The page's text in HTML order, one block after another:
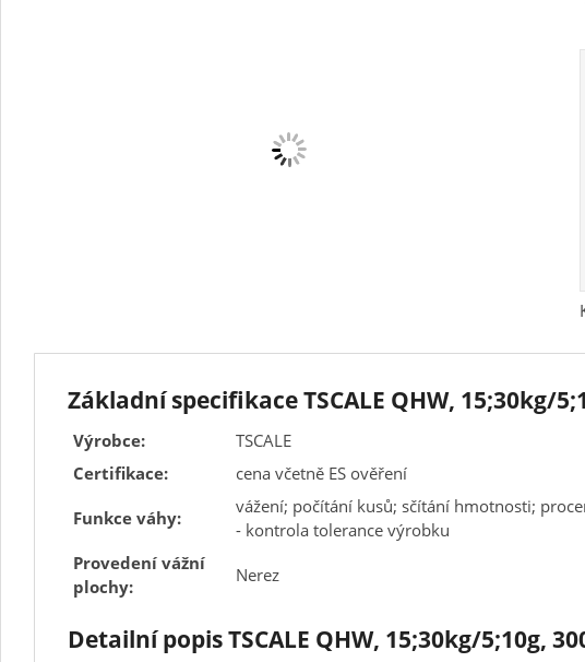
Základní specifikace TSCALE QHW, 15;30kg/
Výrobce:
TSCALE
Certifikace:
cena včetně ES ověření
Funkce váhy:
vážení; počítání kusů; sčítání hmotnosti;
- kontrola tolerance výrobku
Provedení vážní
plochy:
Nerez
Detailní popis TSCALE QHW, 15;30kg/5;10g,